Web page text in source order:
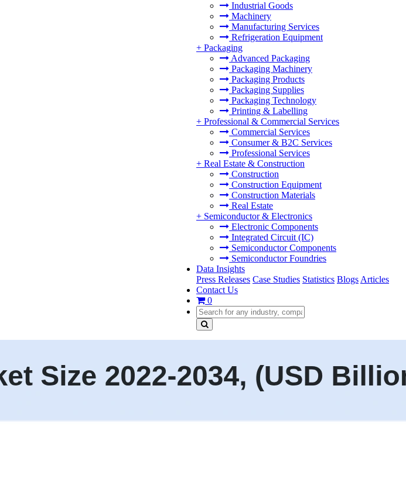
Industrial Goods
Machinery
Manufacturing Services
Refrigeration Equipment
+ Packaging
Advanced Packaging
Packaging Machinery
Packaging Products
Packaging Supplies
Packaging Technology
Printing & Labelling
+ Professional & Commercial Services
Commercial Services
Consumer & B2C Services
Professional Services
+ Real Estate & Construction
Construction
Construction Equipment
Construction Materials
Real Estate
+ Semiconductor & Electronics
Electronic Components
Integrated Circuit (IC)
Semiconductor Components
Semiconductor Foundries
Data Insights
Press Releases Case Studies Statistics Blogs Articles
Contact Us
0